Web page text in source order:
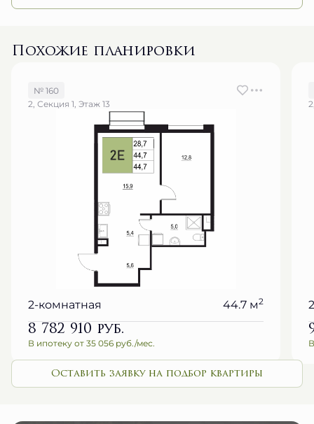
Похожие планировки
№ 160
2, Секция 1, Этаж 13
2-комнатная 44.7 м2
8 782 910руб.
В ипотеку от 35 056 руб./мес.
Оставить заявку на подбор квартиры